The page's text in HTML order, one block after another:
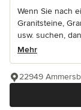
Wenn Sie nach
Granitsteine,
usw. suchen,
Mehr
22949